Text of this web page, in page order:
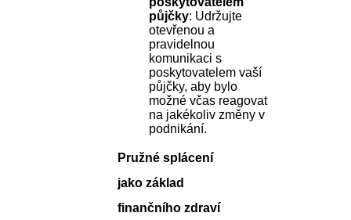
půjčky: Udržujte
otevřenou a
pravidelnou
komunikaci s
poskytovatelem vaší
půjčky, aby bylo
možné včas reagovat
na jakékoliv změny v
podnikání.
Pružné splácení
jako základ
finančního zdraví